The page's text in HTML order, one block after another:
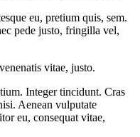
eu, pretium quis, sem.
pede justo, fringilla vel,
vitae, justo.
Integer tincidunt. Cras
Aenean vulputate
eu, consequat vitae,